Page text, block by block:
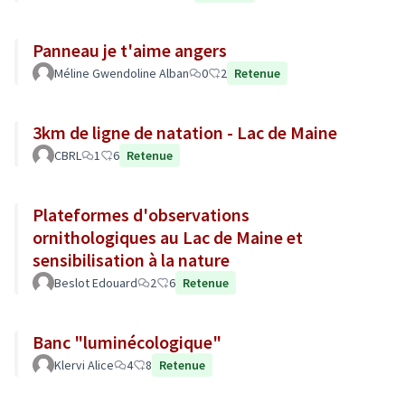
Panneau je t'aime angers
Méline Gwendoline Alban 0 2 Retenue
3km de ligne de natation - Lac de Maine
CBRL 1 6 Retenue
Plateformes d'observations
ornithologiques au Lac de Maine et
sensibilisation à la nature
Beslot Edouard 2 6 Retenue
Banc "luminécologique"
Klervi Alice 4 8 Retenue